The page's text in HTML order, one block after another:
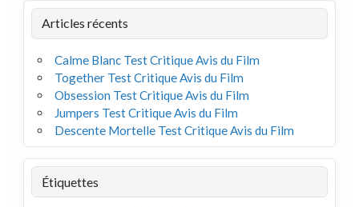
Articles récents
Calme Blanc Test Critique Avis du Film
Together Test Critique Avis du Film
Obsession Test Critique Avis du Film
Jumpers Test Critique Avis du Film
Descente Mortelle Test Critique Avis du Film
Étiquettes